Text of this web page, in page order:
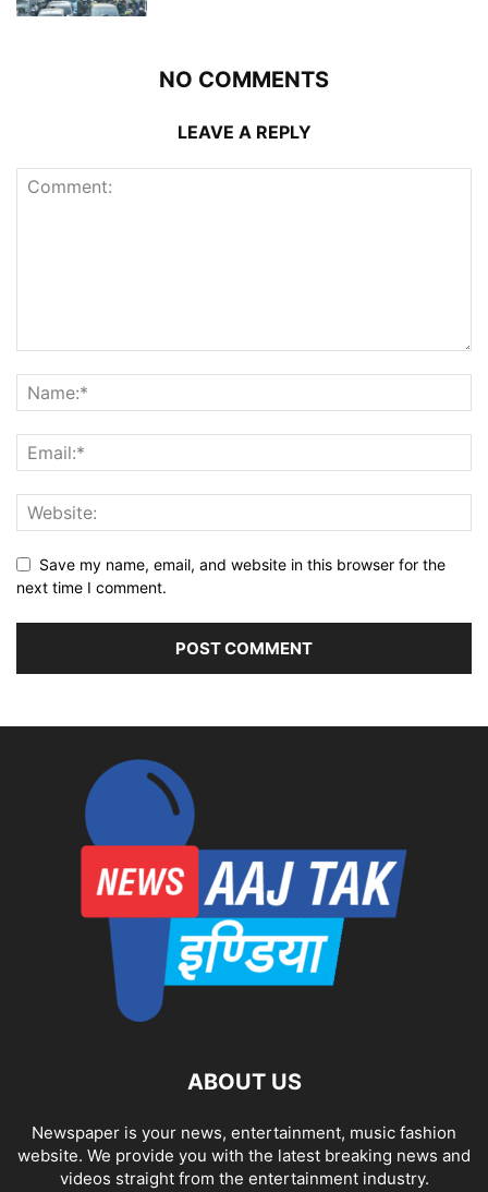
NO COMMENTS
LEAVE A REPLY
Save my name, email, and website in this browser for the
next time I comment.
ABOUT US
Newspaper is your news, entertainment, music fashion
website. We provide you with the latest breaking news and
videos straight from the entertainment industry.